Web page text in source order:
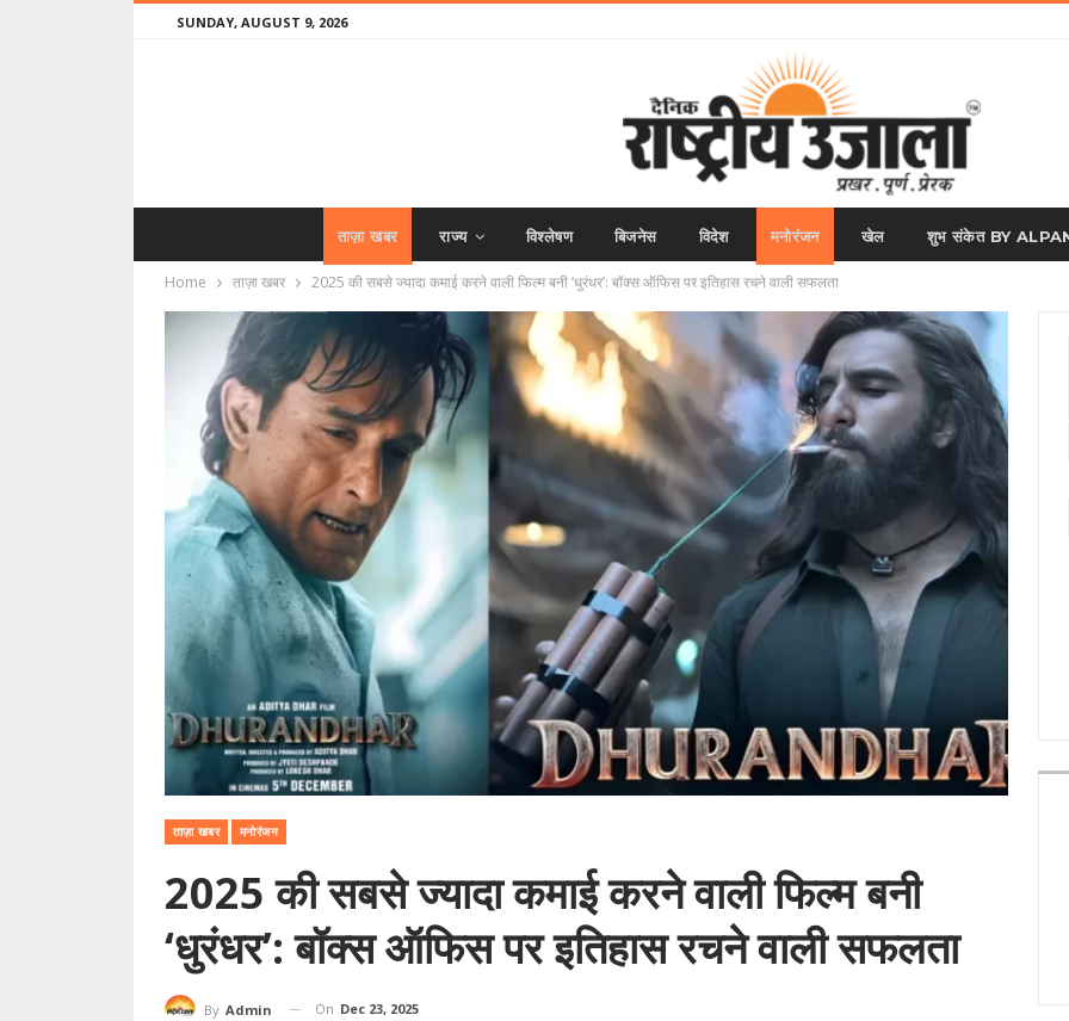
SUNDAY, AUGUST 9, 2026
ताज़ा खबर राज्य विश्लेषण बिजनेस विदेश मनोरंजन खेल शुभ संकेत BY
Home ताज़ा खबर 2025 की सबसे ज्यादा कमाई करने वाली फिल्म बनी ‘धुरंधर’: बॉक्स ऑफिस पर इतिहास रचने वाली सफलता
ताज़ा खबर मनोरंजन
2025 की सबसे ज्यादा कमाई करने वाली फिल्म बनी
‘धुरंधर’: बॉक्स ऑफिस पर इतिहास रचने वाली सफलता
By Admin On Dec 23, 2025